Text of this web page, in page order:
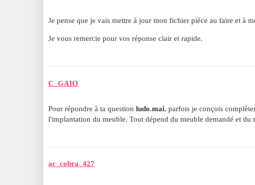
Je pense que je vais mettre à jour mon fichier pièce au faire et à
Je vous remercie pour vos réponse clair et rapide.
C_GAIO
Pour répondre à ta question ludo.mai, parfois je conçois
l'implantation du meuble. Tout dépend du meuble demandé et du
ac_cobra_427